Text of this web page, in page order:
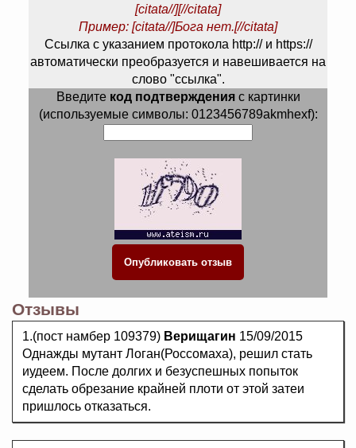
[citata//][//citata]
Пример: [citata//]Бога нет.[//citata]
Ссылка с указанием протокола http:// и https://
автоматически преобразуется и навешивается на
слово "ссылка".
Введите код подтвержденияс картинки
(используемые символы: 0123456789akmhexf):
Отзывы
1.(пост намбер 109379) Верищагин 15/09/2015
Однажды мутант Логан(Россомаха), решил стать
иудеем. После долгих и безуспешных попыток
сделать обрезание крайней плоти от этой затеи
пришлось отказаться.